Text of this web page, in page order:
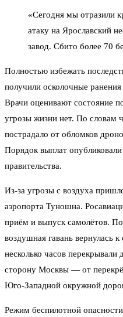
«Сегодня мы отразили
атаку на Ярославский
завод. Сбито более 70
Полностью избежать
получили осколочные
Врачи оценивают состояние
угрозы жизни нет. По словам
пострадало от обломков
Порядок выплат опубликовали
правительства.
Из-за угрозы с воздуха
аэропорта Туношна.
приём и выпуск самолётов.
воздушная гавань вернулась
несколько часов перекрывали
сторону Москвы — от
Юго-Западной окружной
Режим беспилотной